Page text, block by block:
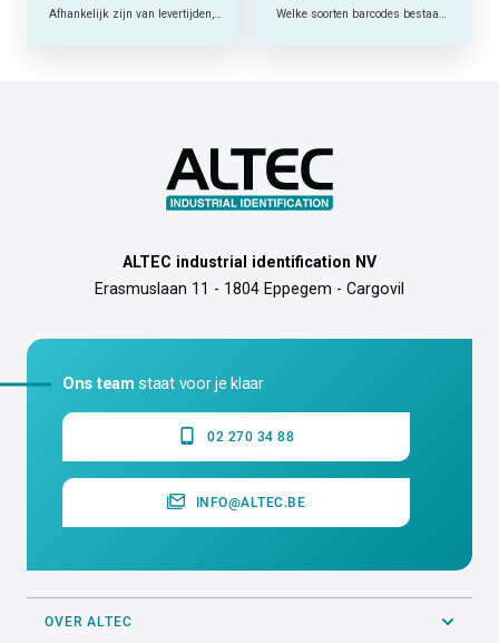
Afhankelijk zijn van levertijden, minimumafnames en externe leveranciers? Of zelf printen wanneer je het nodig hebt? Welke keuze het beste werkt, hangt af van jouw situatie. Welke soorten barcodes bestaan er en welke past het best bij mijn toepassing?
ALTEC industrial identification NV
Erasmuslaan 11 - 1804 Eppegem - Cargovil
Ons team staat voor je klaar
02 270 34 88
INFO@ALTEC.BE
OVER ALTEC